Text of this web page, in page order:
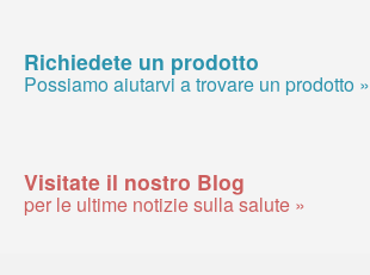
Richiedete un prodotto
Possiamo aiutarvi a trovare un prodotto »
Visitate il nostro Blog
per le ultime notizie sulla salute »